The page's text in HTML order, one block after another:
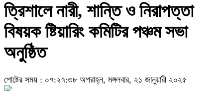
ত্রিশালে নারী, শান্তি ও নিরাপত্তা
বিষয়ক ষ্টিয়ারিং কমিটির পঞ্চম সভা
অনুষ্ঠিত
পোষ্টের সময় : ০৭:২৭:৩৮ অপরাহ্ন, মঙ্গলবার, ২১ জানুয়ারী ২০২৫